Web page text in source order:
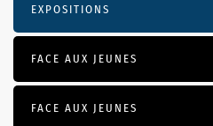
EXPOSITIONS
FACE AUX JEUNES
FACE AUX JEUNES